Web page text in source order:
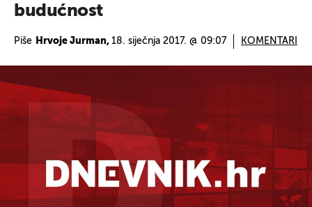
budućnost
Piše Hrvoje Jurman, 18. siječnja 2017. @ 09:07 KOMENTARI